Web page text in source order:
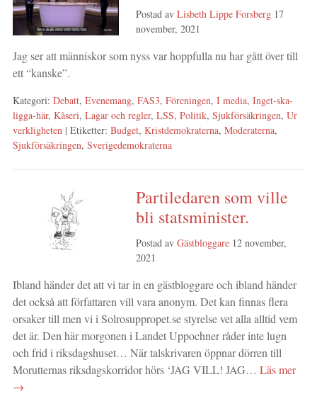
Postad av Lisbeth Lippe Forsberg 17
november, 2021
Jag ser att människor som nyss var hoppfulla nu har gått över till
ett “kanske”.
Kategori: Debatt, Evenemang, FAS3, Föreningen, I media, Inget-ska-
ligga-här, Kåseri, Lagar och regler, LSS, Politik, Sjukförsäkringen, Ur
verkligheten | Etiketter: Budget, Kristdemokraterna, Moderaterna,
Sjukförsäkringen, Sverigedemokraterna
Partiledaren som ville
bli statsminister.
Postad av Gästbloggare 12 november,
2021
Ibland händer det att vi tar in en gästbloggare och ibland händer
det också att författaren vill vara anonym. Det kan finnas flera
orsaker till men vi i Solrosuppropet.se styrelse vet alla alltid vem
det är. Den här morgonen i Landet Uppochner råder inte lugn
och frid i riksdagshuset… När talskrivaren öppnar dörren till
Morutternas riksdagskorridor hörs ‘JAG VILL! JAG… Läs mer
→